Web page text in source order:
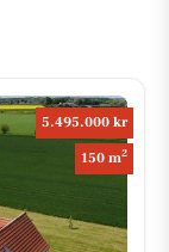
5.495.000 kr
150 m2